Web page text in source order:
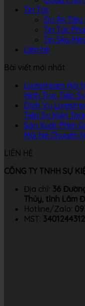
Tin Tức
Dự Án Tiêu
Tin Tức
Tin Sky
Liên hệ
Bài viết mới nhất
Livestream Hội
Hình Trực Tiếp
Dịch Vụ
Tiếp Sự Kiện
Sản Xuất Phim
Mũi Né Chuyên
LIÊN HỆ
CÔNG TY TNHH SỰ
Địa chỉ: 36
Thủy, tỉnh Lâm
Hotline/Zalo:
MST: 3401244312